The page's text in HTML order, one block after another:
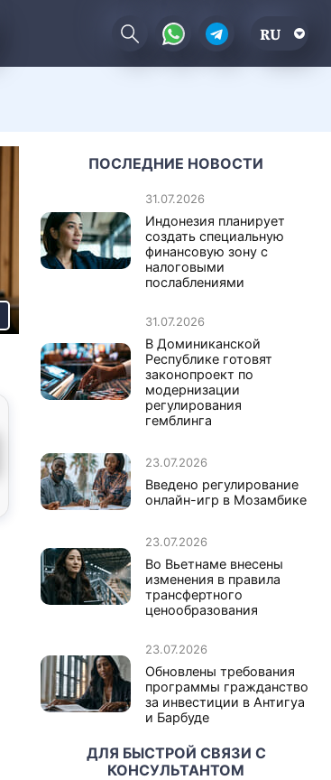
RU
ПОСЛЕДНИЕ НОВОСТИ
31.07.2026
Индонезия планирует
создать специальную
финансовую зону с
налоговыми
послаблениями
31.07.2026
В Доминиканской
Республике готовят
законопроект по
модернизации
регулирования
гемблинга
23.07.2026
Введено регулирование
онлайн-игр в Мозамбике
23.07.2026
Во Вьетнаме внесены
изменения в правила
трансфертного
ценообразования
23.07.2026
Обновлены требования
программы гражданство
за инвестиции в Антигуа
и Барбуде
ДЛЯ БЫСТРОЙ СВЯЗИ С
КОНСУЛЬТАНТОМ